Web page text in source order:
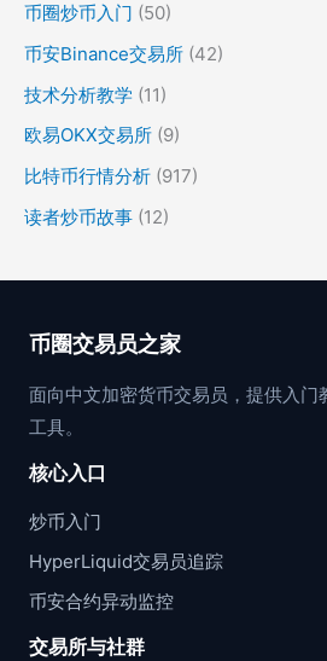
币圈炒币入门 (50)
币安Binance交易所 (42)
技术分析教学 (11)
欧易OKX交易所 (9)
比特币行情分析 (917)
读者炒币故事 (12)
币圈交易员之家
面向中文加密货币交易员，提供入门
工具。
核心入口
炒币入门
HyperLiquid交易员追踪
币安合约异动监控
交易所与社群